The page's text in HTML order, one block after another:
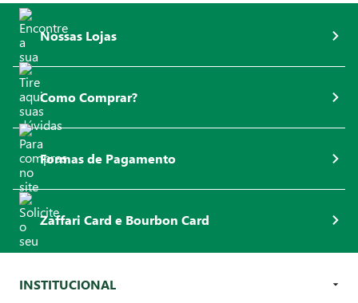
Nossas Lojas
Como Comprar?
Formas de Pagamento
Zaffari Card e Bourbon Card
INSTITUCIONAL